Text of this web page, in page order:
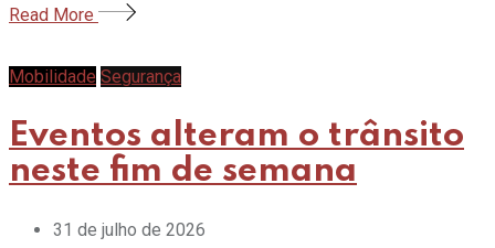
Read More
Mobilidade Segurança
Eventos alteram o trânsito
neste fim de semana
31 de julho de 2026